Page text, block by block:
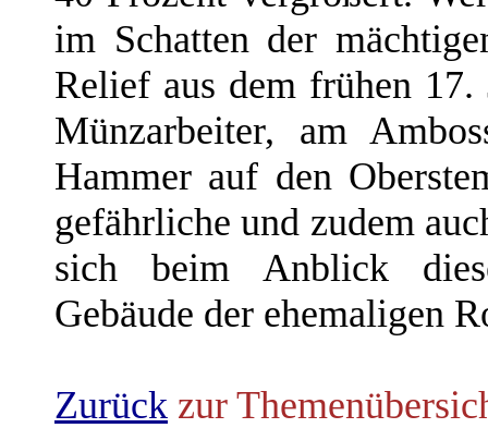
im Schatten der
Relief aus dem frühen
Münzarbeiter, am
Hammer auf den
gefährliche und zudem
sich beim Anblick
Gebäude der ehemaligen
Zurück zur